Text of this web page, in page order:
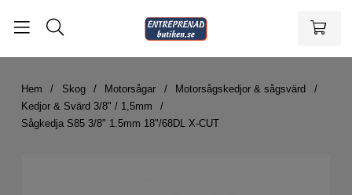
Hem Skog Motorsågar
Motorsågskedjor & sågsvärd
Kedjor & Svärd 3/8" / 1,5mm
Sågkedja S85 3/8" 1.5mm 18"/68DL X-CUT